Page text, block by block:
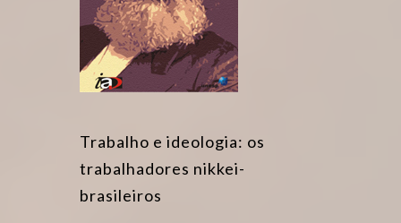
Trabalho e ideologia: os
trabalhadores nikkei-
brasileiros